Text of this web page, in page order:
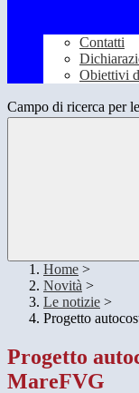
Contatti
Obiettivi
Campo di ricerca per
Home >
Novità >
Le notizie >
Progetto
Progetto
MareFVG